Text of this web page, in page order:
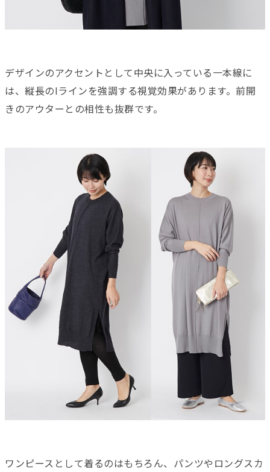
デザインのアクセントとして中央に入っている一本線に
は、縦長のIラインを強調する視覚効果があります。前開
きのアウターとの相性も抜群です。
ワンピースとして着るのはもちろん、パンツやロングスカ